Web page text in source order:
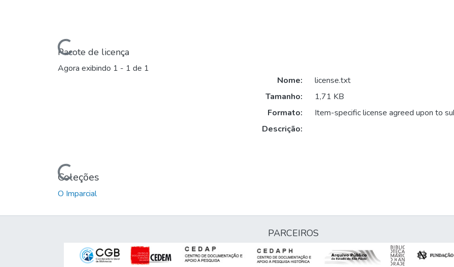
Carregando...
Pacote de licença
Agora exibindo 1 - 1 de 1
Carregando...
Nome:
license.txt
Tamanho:
1,71 KB
Formato:
Item-specific license agreed upon to
Descrição:
Coleções
O Imparcial
PARCEIROS